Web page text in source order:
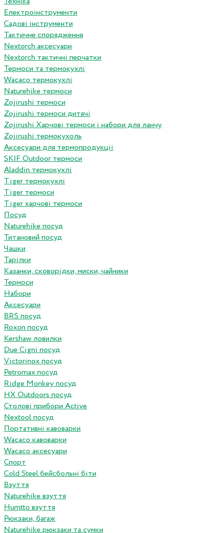
Електроінструменти
Садові інструменти
Тактичне спорядження
Nextorch аксесуари
Nextorch тактичні перчатки
Термоси та термокухлі
Wacaco термокухлі
Naturehike термоси
Zojirushi термоси
Zojirushi термоси дитячі
Zojirushi Харчові термоси і набори для ланчу
Zojirushi термокухоль
Аксесуари для термопродукціі
SKIF Outdoor термоси
Aladdin термокухлі
Tiger термокухлі
Tiger термоси
Tiger харчові термоси
Посуд
Naturehike посуд
Титановий посуд
Чашки
Тарілки
Казанки, сковорідки, миски, чайники
Термоси
Набори
Аксесуари
BRS посуд
Roxon посуд
Kershaw ловилки
Due Cigni посуд
Victorinox посуд
Petromax посуд
Ridge Monkey посуд
HX Outdoors посуд
Столові прибори Active
Nextool посуд
Портативні кавоварки
Wacaco кавоварки
Wacaco аксесуари
Спорт
Cold Steel бейсбольні біти
Взуття
Naturehike взуття
Humtto взуття
Рюкзаки, багаж
Naturehike рюкзаки та сумки